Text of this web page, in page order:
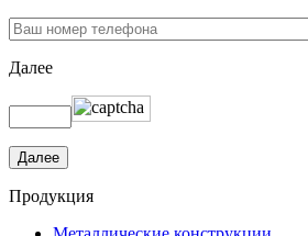
Далее
Продукция